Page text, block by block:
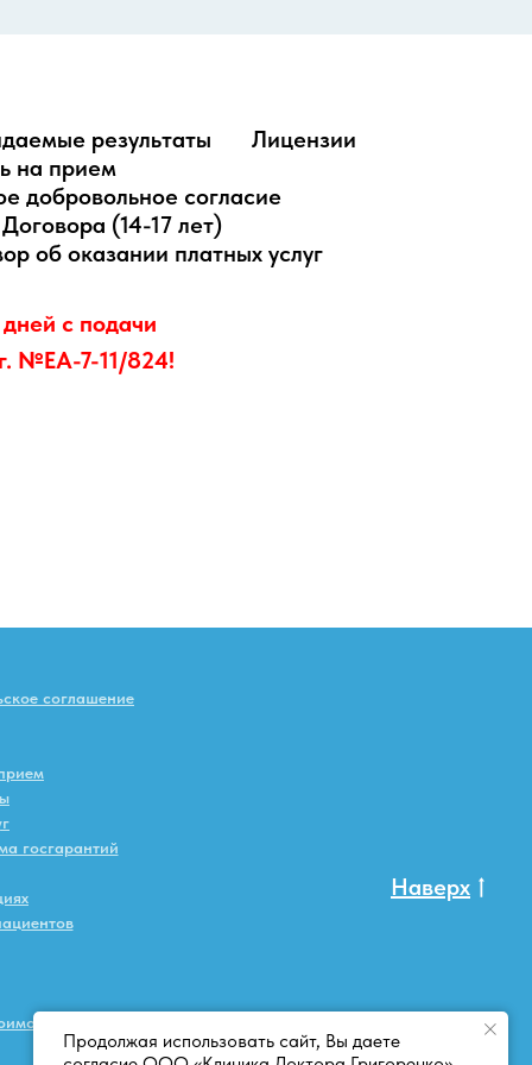
Продолжая использовать сайт, Вы даете
результаты
Лицензии
на прием
добровольное согласие
(14-17 лет)
об оказании платных услуг
с подачи
№ЕА-7-11/824!
соглашение
госгарантий
Наверх